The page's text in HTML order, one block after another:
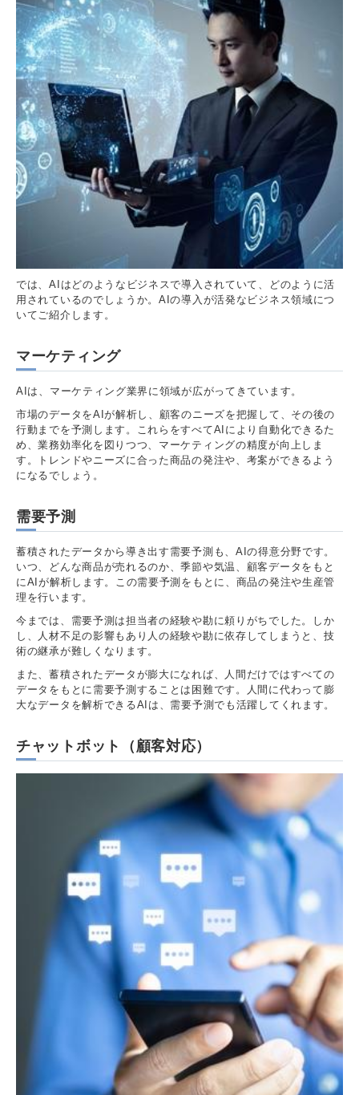
では、AIはどのようなビジネスで導入されていて、どのように活
用されているのでしょうか。AIの導入が活発なビジネス領域につ
いてご紹介します。
マーケティング
AIは、マーケティング業界に領域が広がってきています。
市場のデータをAIが解析し、顧客のニーズを把握して、その後の
行動までを予測します。これらをすべてAIにより自動化できるた
め、業務効率化を図りつつ、マーケティングの精度が向上しま
す。トレンドやニーズに合った商品の発注や、考案ができるよう
になるでしょう。
需要予測
蓄積されたデータから導き出す需要予測も、AIの得意分野です。
いつ、どんな商品が売れるのか、季節や気温、顧客データをもと
にAIが解析します。この需要予測をもとに、商品の発注や生産管
理を行います。
今までは、需要予測は担当者の経験や勘に頼りがちでした。しか
し、人材不足の影響もあり人の経験や勘に依存してしまうと、技
術の継承が難しくなります。
また、蓄積されたデータが膨大になれば、人間だけではすべての
データをもとに需要予測することは困難です。人間に代わって膨
大なデータを解析できるAIは、需要予測でも活躍してくれます。
チャットボット（顧客対応）